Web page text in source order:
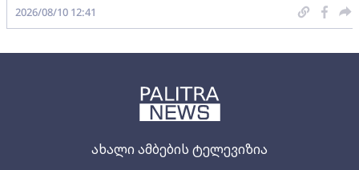
ახალი ამბების ტელევიზია
2026/08/10 12:41